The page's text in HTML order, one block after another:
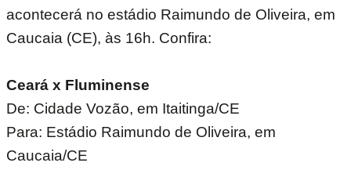
acontecerá no estádio Raimundo de Oliveira, em
Caucaia (CE), às 16h. Confira:
Ceará x Fluminense
De: Cidade Vozão, em Itaitinga/CE
Para: Estádio Raimundo de Oliveira, em
Caucaia/CE